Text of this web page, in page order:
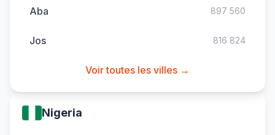
Aba 897 560
Jos 816 824
Voir toutes les villes →
Nigeria